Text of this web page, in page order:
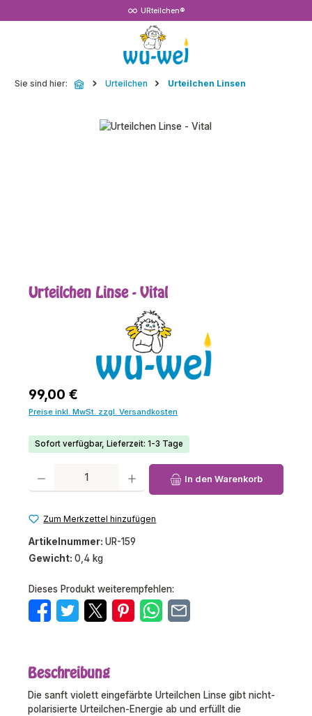
URteilchen®
Sie sind hier: Urteilchen Urteilchen Linsen
Bildergalerie überspringen
Urteilchen Linse - Vital
Regulärer Preis:
99,00 €
Preise inkl. MwSt. zzgl. Versandkosten
Sofort verfügbar, Lieferzeit: 1-3 Tage
Produkt Anzahl: Gib den gewünschten Wert ein oder benutze die
In den Warenkorb
Zum Merkzettel hinzufügen
Artikelnummer: UR-159
Gewicht: 0,4 kg
Dieses Produkt weiterempfehlen:
Beschreibung
Die sanft violett eingefärbte Urteilchen Linse gibt nicht-
polarisierte Urteilchen-Energie ab und erfüllt die